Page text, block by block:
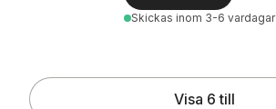
Skickas inom 3-6 vardagar
Visa 6 till